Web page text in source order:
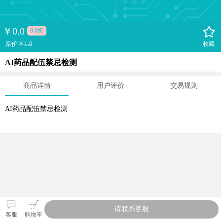
￥0.0 0.0折
原价￥1.0 收藏
AI药品配伍禁忌检测
商品详情 用户评价 交易规则
AI药品配伍禁忌检测
客服 购物车
请联系客服